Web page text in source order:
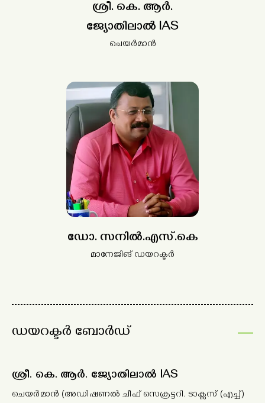
ശ്രീ. കെ. ആർ.
ജ്യോതിലാൽ IAS
ചെയർമാൻ
ഡോ. സനിൽ.എസ്.കെ
മാനേജിങ് ഡയറക്ടർ
ഡയറക്ടർ ബോർഡ്
ശ്രീ. കെ. ആർ. ജ്യോതിലാൽ IAS
ചെയർമാൻ (അഡിഷണൽ ചീഫ് സെക്രട്ടറി, ടാക്സസ് (എച്ച്)